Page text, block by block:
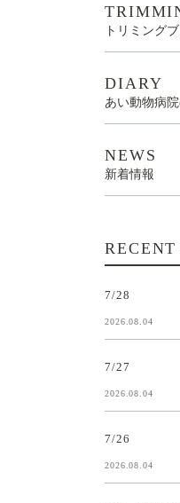
トリミング
DIARY
あい動物病
NEWS
新着情報
RECENT
7/28
2026.08.04
7/27
2026.08.04
7/26
2026.08.04